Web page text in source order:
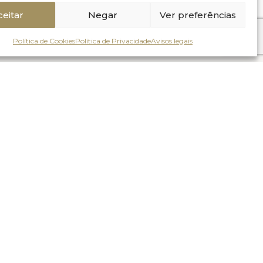
Negar Ver preferências
Política de CookiesPolítica de PrivacidadeAvisos legais